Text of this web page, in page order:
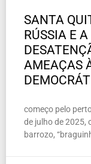
SANTA
RÚSSIA E
AMEAÇAS
começo pelo
de julho de 2025,
barrozo,